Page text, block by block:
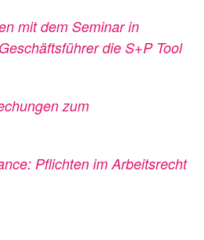
mit dem Seminar in
die S+P Tool
zum
Pflichten im Arbeitsrecht